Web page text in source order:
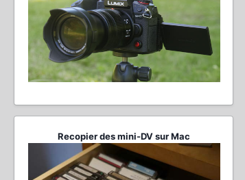
Recopier des mini-DV sur Mac